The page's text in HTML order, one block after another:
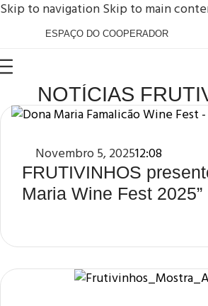
Skip to navigationSkip to main
ESPAÇO DO COOPERADOR
NOTÍCIAS
Novembro 5, 202512:08
FRUTIVINHOS
Maria Wine Fest 2025”